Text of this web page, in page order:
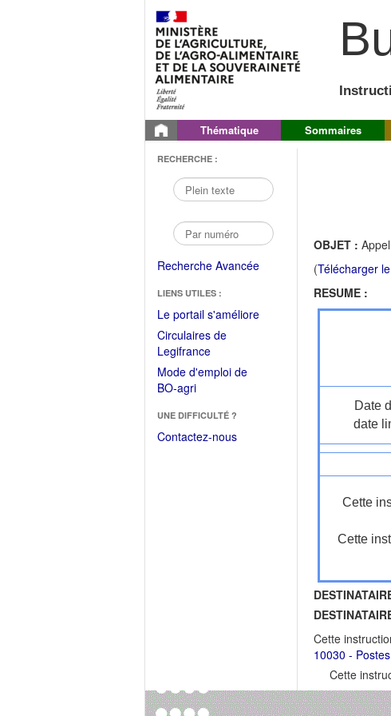
Thématique Sommaires
RECHERCHE :
Recherche Avancée
LIENS UTILES :
Le portail s'améliore(Fichier
Circulaires de
Legifrance(Ouvrir
dans
une
fenêtre)
Mode d'emploi de
BO-agri(Ouvrir
une
nouvelle
UNE DIFFICULTÉ ?
Contactez-nous
OBJET :
(Télécharger
RESUME :
Date
date
Cette
Cette
Cette
10030 -
Cette